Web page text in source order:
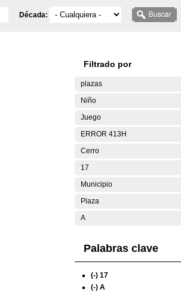
Década:
Filtrado por
plazas
Niño
Juego
ERROR 413H
Cerro
17
Municipio
Plaza
A
Palabras clave
(-) 17
(-) A